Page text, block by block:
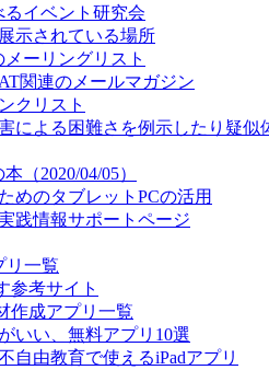
イベント研究会
示されている場所
ーリングリスト
関連のメールマガジン
クリスト
による困難さを例示したり疑似
（2020/04/05）
めのタブレットPCの活用
践情報サポートページ
リ一覧
参考サイト
作成アプリ一覧
いい、無料アプリ10選
自由教育で使えるiPadアプリ